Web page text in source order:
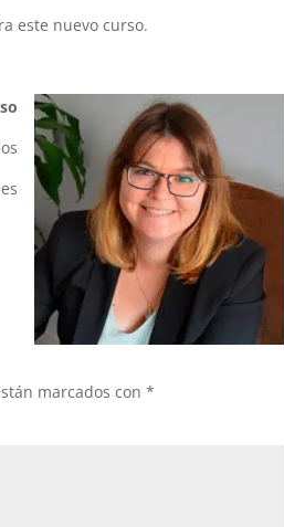
este nuevo curso.
marcados con*